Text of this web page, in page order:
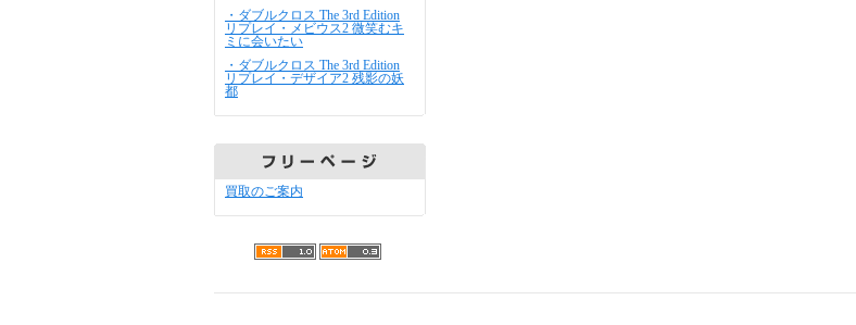
・ダブルクロス The 3rd Edition
リプレイ・メビウス2 微笑むキ
ミに会いたい
・ダブルクロス The 3rd Edition
リプレイ・デザイア2 残影の妖
都
買取のご案内